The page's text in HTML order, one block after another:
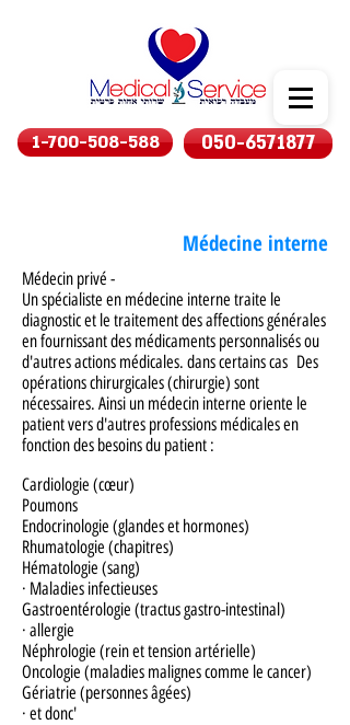
1-700-508-588 050-6571877
Médecine interne
Médecin privé -
Un spécialiste en médecine interne traite le
diagnostic et le traitement des affections générales
en fournissant des médicaments personnalisés ou
d'autres actions médicales. dans certains cas Des
opérations chirurgicales (chirurgie) sont
nécessaires. Ainsi un médecin interne oriente le
patient vers d'autres professions médicales en
fonction des besoins du patient :
Cardiologie (cœur)
Poumons
Endocrinologie (glandes et hormones)
Rhumatologie (chapitres)
Hématologie (sang)
· Maladies infectieuses
Gastroentérologie (tractus gastro-intestinal)
· allergie
Néphrologie (rein et tension artérielle)
Oncologie (maladies malignes comme le cancer)
Gériatrie (personnes âgées)
· et donc'